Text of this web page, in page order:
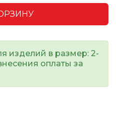
изделий в размер: 2-
оплаты за